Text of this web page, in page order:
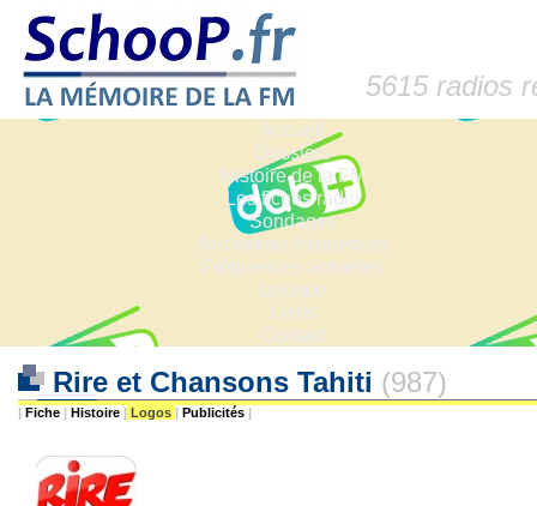
5615 radios
Accueil
Dossiers
Histoire de la FM
Les fiches radio
Sondages
Anciennes fréquences
Fréquences actuelles
Lexique
Liens
Contact
Rire et Chansons Tahiti (987)
| Fiche | Histoire | Logos | Publicités |